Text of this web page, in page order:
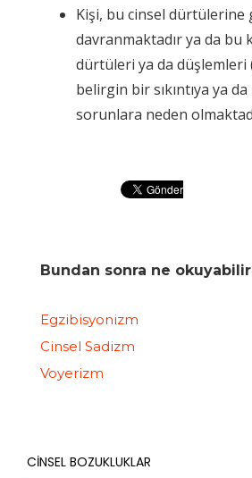
Kişi, bu cinsel dürtülerine
davranmaktadır ya da bu
dürtüleri ya da düşlemleri
belirgin bir sıkıntıya ya
sorunlara neden
Bundan sonra ne
Egzibisyonizm
Cinsel Sadizm
Voyerizm
CINSEL BOZUKLUKLAR